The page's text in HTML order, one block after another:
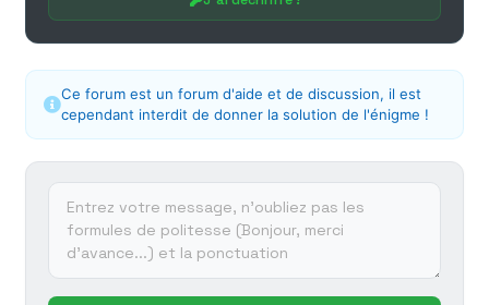
Ce forum est un forum d'aide et de discussion, il est
cependant interdit de donner la solution de l'énigme !